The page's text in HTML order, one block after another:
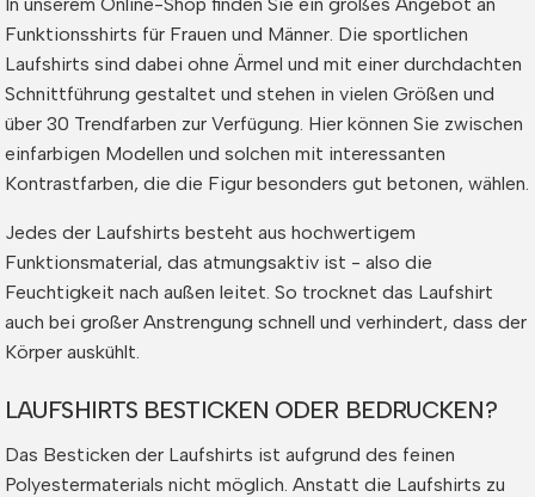
Funktionsshirts für Frauen und Männer. Die sportlichen
Laufshirts sind dabei ohne Ärmel und mit einer durchdachten
Schnittführung gestaltet und stehen in vielen Größen und
über 30 Trendfarben zur Verfügung. Hier können Sie zwischen
einfarbigen Modellen und solchen mit interessanten
Kontrastfarben, die die Figur besonders gut betonen, wählen.
Jedes der Laufshirts besteht aus hochwertigem
Funktionsmaterial, das atmungsaktiv ist - also die
Feuchtigkeit nach außen leitet. So trocknet das Laufshirt
auch bei großer Anstrengung schnell und verhindert, dass der
Körper auskühlt.
LAUFSHIRTS BESTICKEN ODER BEDRUCKEN?
Das Besticken der Laufshirts ist aufgrund des feinen
Polyestermaterials nicht möglich. Anstatt die Laufshirts zu